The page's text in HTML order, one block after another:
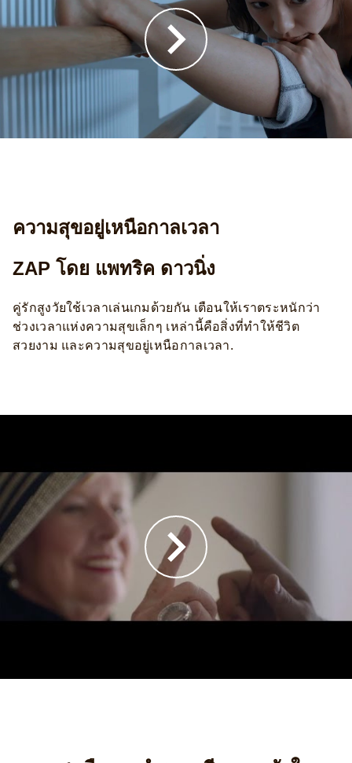
ความสุขอยู่เหนือกาลเวลา
ZAP โดย แพทริค ดาวนิ่ง
คู่รักสูงวัยใช้เวลาเล่นเกมด้วยกัน เตือนให้เราตระหนักว่า
ช่วงเวลาแห่งความสุขเล็กๆ เหล่านี้คือสิ่งที่ทำให้ชีวิต
สวยงาม และความสุขอยู่เหนือกาลเวลา.